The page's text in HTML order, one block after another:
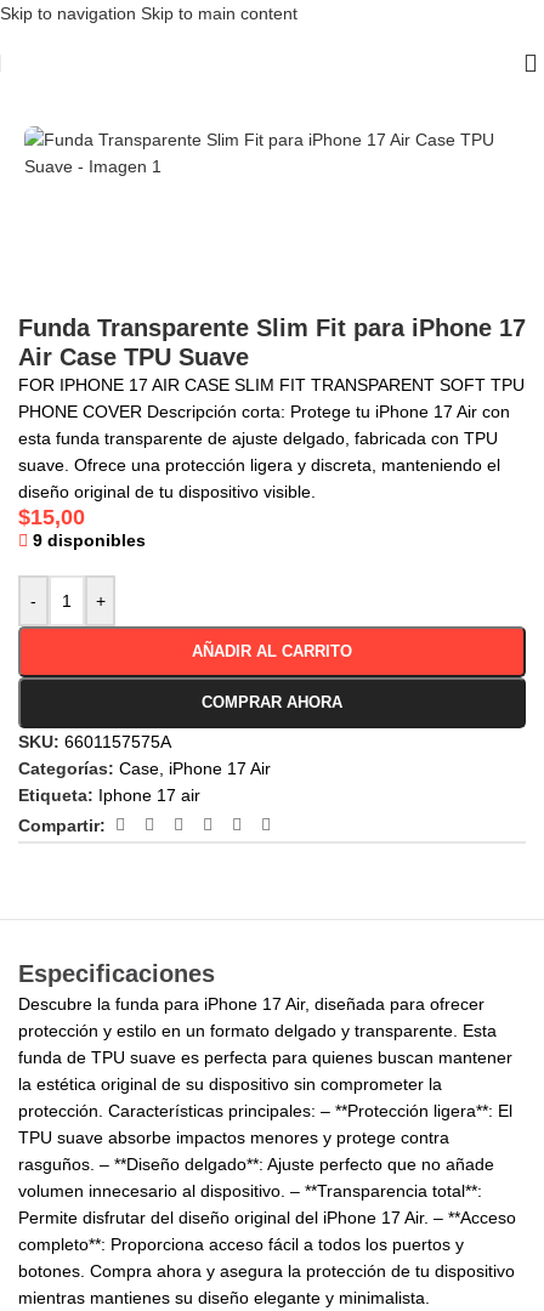
Skip to navigation Skip to main content
Funda Transparente Slim Fit para iPhone 17
Air Case TPU Suave
FOR IPHONE 17 AIR CASE SLIM FIT TRANSPARENT SOFT TPU
PHONE COVER Descripción corta: Protege tu iPhone 17 Air con
esta funda transparente de ajuste delgado, fabricada con TPU
suave. Ofrece una protección ligera y discreta, manteniendo el
diseño original de tu dispositivo visible.
$15,00
9 disponibles
- +
AÑADIR AL CARRITO
COMPRAR AHORA
SKU: 6601157575A
Categorías: Case iPhone 17 Air
Etiqueta: Iphone 17 air
Compartir:
Especificaciones
Descubre la funda para iPhone 17 Air, diseñada para ofrecer
protección y estilo en un formato delgado y transparente. Esta
funda de TPU suave es perfecta para quienes buscan mantener
la estética original de su dispositivo sin comprometer la
protección. Características principales: – **Protección ligera**: El
TPU suave absorbe impactos menores y protege contra
rasguños. – **Diseño delgado**: Ajuste perfecto que no añade
volumen innecesario al dispositivo. – **Transparencia total**:
Permite disfrutar del diseño original del iPhone 17 Air. – **Acceso
completo**: Proporciona acceso fácil a todos los puertos y
botones. Compra ahora y asegura la protección de tu dispositivo
mientras mantienes su diseño elegante y minimalista.